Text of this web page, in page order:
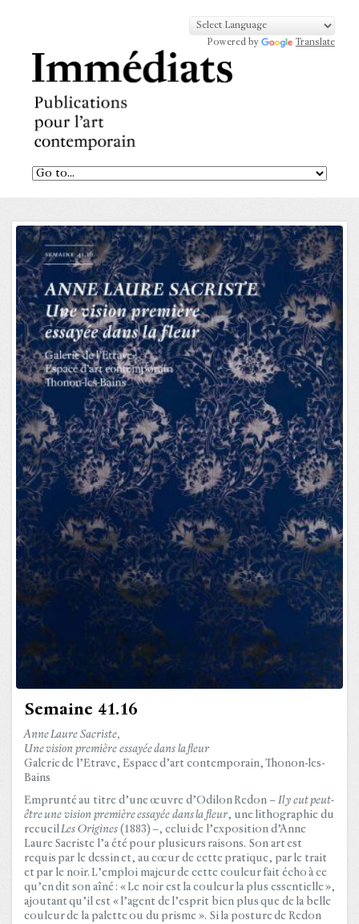
Powered by Translate
Semaine 41.16
Anne Laure Sacriste,
Une vision première essayée dans la fleur
Galerie de l’Etrave, Espace d’art contemporain, Thonon-les-
Bains
Emprunté au titre d’une œuvre d’Odilon Redon –Il y eut peut-
être une vision première essayée dans la fleur, une lithographie du
recueilLes Origines(1883) –, celui de l’exposition d’Anne
Laure Sacriste l’a été pour plusieurs raisons. Son art est
requis par le dessin et, au cœur de cette pratique, par le trait
et par le noir. L’emploi majeur de cette couleur fait écho à ce
qu’en dit son aîné : « Le noir est la couleur la plus essentielle »,
ajoutant qu’il est « l’agent de l’esprit bien plus que de la belle
couleur de la palette ou du prisme ». Si la posture de Redon